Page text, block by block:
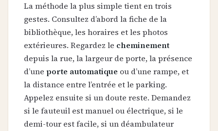
La méthode la plus simple tient en trois
gestes. Consultez d’abord la fiche de la
bibliothèque, les horaires et les photos
extérieures. Regardez le cheminement
depuis la rue, la largeur de porte, la présence
d’une porte automatique ou d’une rampe, et
la distance entre l’entrée et le parking.
Appelez ensuite si un doute reste. Demandez
si le fauteuil est manuel ou électrique, si le
demi-tour est facile, si un déambulateur